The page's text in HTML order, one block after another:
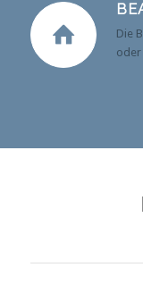
Die
oder